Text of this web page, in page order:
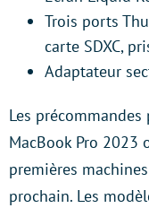
Trois ports
carte SDXC,
Adaptateur
Les
MacBook Pro 2023
premières
prochain. Les